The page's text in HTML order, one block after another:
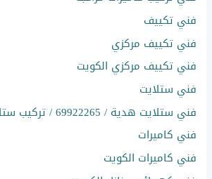
فني تكييف
فني تكييف مركزي
فني تكييف مركزي الكويت
فني ستلايت
فني ستلايت هدية / 69922265 / تركيب ستلايت أبو حليفة
فني كاميرات
فني كاميرات الكويت